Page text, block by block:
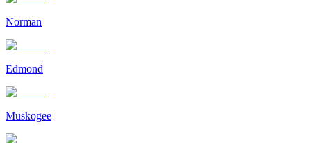
Norman
Edmond
Muskogee